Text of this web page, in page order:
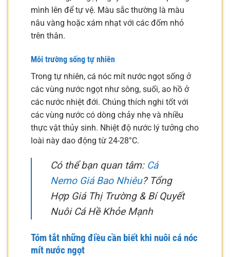
mình lên để tự vệ. Màu sắc thường là màu
nâu vàng hoặc xám nhạt với các đốm nhỏ
trên thân.
Môi trường sống tự nhiên
Trong tự nhiên, cá nóc mít nước ngọt sống ở
các vùng nước ngọt như sông, suối, ao hồ ở
các nước nhiệt đới. Chúng thích nghi tốt với
các vùng nước có dòng chảy nhẹ và nhiều
thực vật thủy sinh. Nhiệt độ nước lý tưởng cho
loài này dao động từ 24-28°C.
Có thể bạn quan tâm: Cá
Nemo Giá Bao Nhiêu? Tổng
Hợp Giá Thị Trường & Bí Quyết
Nuôi Cá Hề Khỏe Mạnh
Tóm tắt những điều cần biết khi nuôi cá nóc
mít nước ngọt